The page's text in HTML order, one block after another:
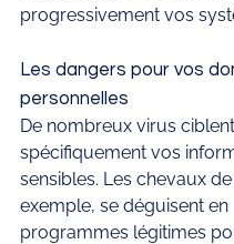
progressivement vos
Les dangers pour vos
personnelles
De nombreux virus ciblent
spécifiquement vos
sensibles. Les chevaux
exemple, se déguisent en
programmes légitimes